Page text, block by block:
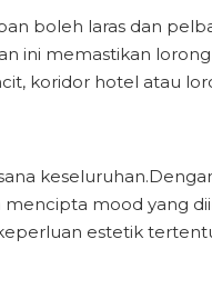
boleh laras dan
ini memastikan
koridor hotel atau
mood yang
estetik